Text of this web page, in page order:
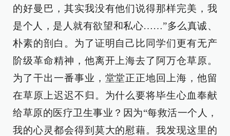
的好曼巴，其实我没有他们说得那样完美，我
是个人，是人就有欲望和私心……”多么真诚、
朴素的剖白。为了证明自己比同学们更有无产
阶级革命精神，他离开上海去了阿万仓草原。
为了干出一番事业，堂堂正正地回上海，他留
在草原上迟迟不归。为什么要将毕生心血奉献
给草原的医疗卫生事业？因为“每救活一个人，
我的心灵都会得到莫大的慰藉。我发现这里的